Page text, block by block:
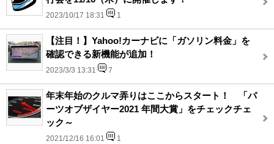
2023/10/17 18:31 1
【注目！】Yahoo!カーナビに「ガソリン料金」を
確認できる新機能が追加！
2023/3/3 13:31 7
年末年始のクルマ弄りはここからスタート！ 「パ
ーツオブザイヤー2021 年間大賞」をチェックチェ
ック～
2021/12/16 16:01 1